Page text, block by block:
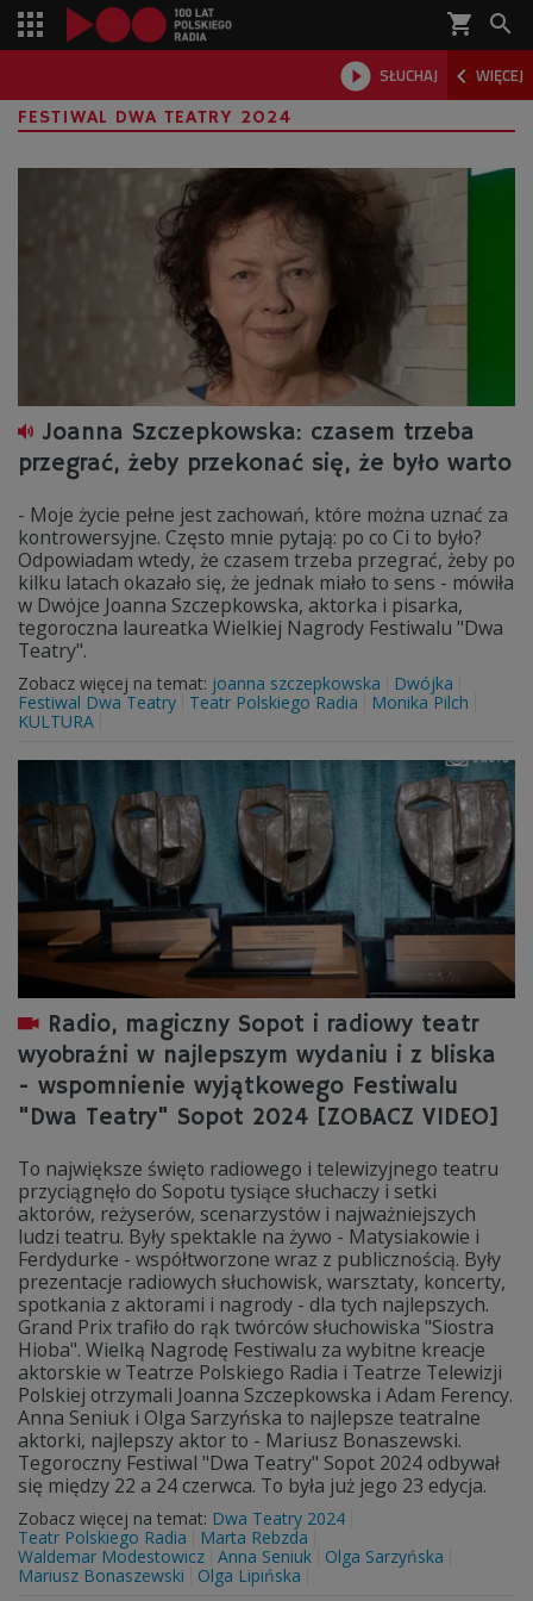
shopping_cart 
 SŁUCHAJ  WIĘCEJ

FESTIWAL DWA TEATRY 2024
Joanna Szczepkowska: czasem trzeba
przegrać, żeby przekonać się, że było warto
- Moje życie pełne jest zachowań, które można uznać za
kontrowersyjne. Często mnie pytają: po co Ci to było?
Odpowiadam wtedy, że czasem trzeba przegrać, żeby po
kilku latach okazało się, że jednak miało to sens - mówiła
w Dwójce Joanna Szczepkowska, aktorka i pisarka,
tegoroczna laureatka Wielkiej Nagrody Festiwalu "Dwa
Teatry".
Zobacz więcej na temat: joanna szczepkowska
Dwójka
Festiwal Dwa Teatry
Teatr Polskiego Radia
Monika Pilch
KULTURA
Radio, magiczny Sopot i radiowy teatr
wyobraźni w najlepszym wydaniu i z bliska
- wspomnienie wyjątkowego Festiwalu
"Dwa Teatry" Sopot 2024 [ZOBACZ VIDEO]
To największe święto radiowego i telewizyjnego teatru
przyciągnęło do Sopotu tysiące słuchaczy i setki
aktorów, reżyserów, scenarzystów i najważniejszych
ludzi teatru. Były spektakle na żywo - Matysiakowie i
Ferdydurke - współtworzone wraz z publicznością. Były
prezentacje radiowych słuchowisk, warsztaty, koncerty,
spotkania z aktorami i nagrody - dla tych najlepszych.
Grand Prix trafiło do rąk twórców słuchowiska "Siostra
Hioba". Wielką Nagrodę Festiwalu za wybitne kreacje
aktorskie w Teatrze Polskiego Radia i Teatrze Telewizji
Polskiej otrzymali Joanna Szczepkowska i Adam Ferency.
Anna Seniuk i Olga Sarzyńska to najlepsze teatralne
aktorki, najlepszy aktor to - Mariusz Bonaszewski.
Tegoroczny Festiwal "Dwa Teatry" Sopot 2024 odbywał
się między 22 a 24 czerwca. To była już jego 23 edycja.
Zobacz więcej na temat: Dwa Teatry 2024
Teatr Polskiego Radia
Marta Rebzda
Waldemar Modestowicz Anna Seniuk
Olga Sarzyńska
Mariusz Bonaszewski
Olga Lipińska